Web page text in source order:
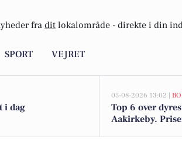
fra dit lokalområde - direkte i din
SPORT VEJRET
i dag
05-08-2026 13:02 |
Top 6 over
Aakirkeby.